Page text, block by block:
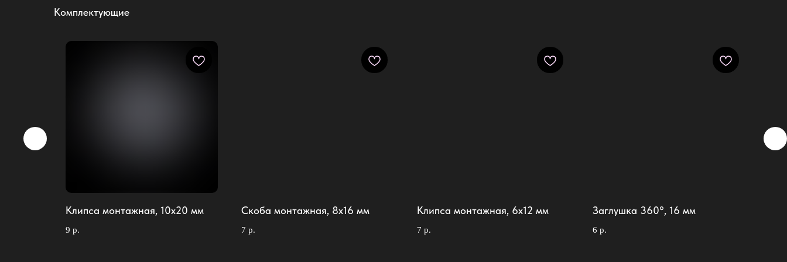
Комплектующие
Клипса монтажная, 10х20 мм
9 р.
Скоба монтажная, 8х16 мм
7 р.
Клипса монтажная, 6х12 мм
7 р.
Заглушка 360°, 16 мм
6 р.